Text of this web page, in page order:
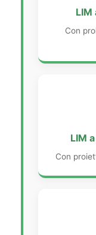
LIM
Con
LIM
Con